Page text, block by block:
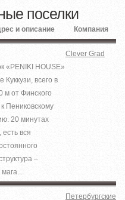
поселки
и описание Компания
«PENIKI HOUSE»
Куккузи, всего в
м от Финского
Пениковскому
20 минутах
вся
–
Clever Grad
Петербургские